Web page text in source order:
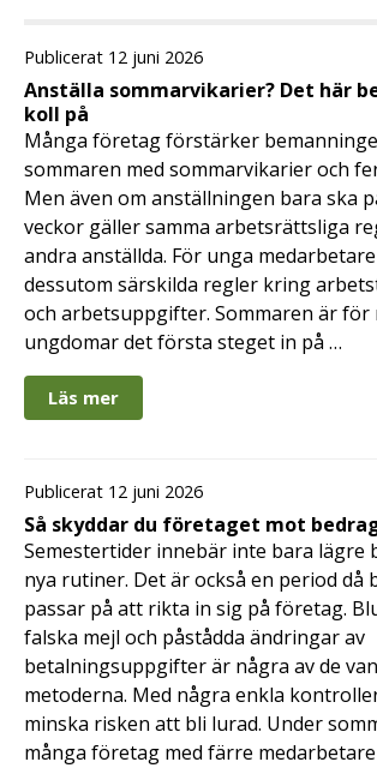
Publicerat 12 juni 2026
Anställa sommarvikarier? Det här
koll på
Många företag förstärker
sommaren med sommarvikarier och
Men även om anställningen bara ska
veckor gäller samma arbetsrättsliga
andra anställda. För unga
dessutom särskilda regler kring
och arbetsuppgifter. Sommaren är för
ungdomar det första steget in på …
Läs mer
Publicerat 12 juni 2026
Så skyddar du företaget mot
Semestertider innebär inte bara lägre
nya rutiner. Det är också en period då
passar på att rikta in sig på företag.
falska mejl och påstådda ändringar av
betalningsuppgifter är några av de
metoderna. Med några enkla
minska risken att bli lurad. Under
många företag med färre